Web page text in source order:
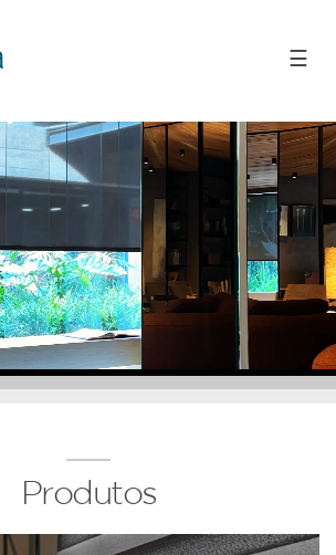
☰
Produtos